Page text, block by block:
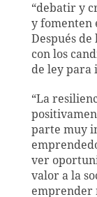
“debatir y
y fomenten
Después
con los
de ley para
“La
parte muy
ver
valor a la
emprender